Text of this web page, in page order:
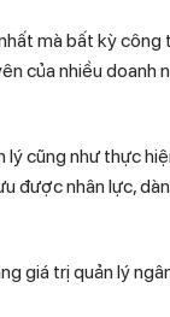
mà bất kỳ công
của nhiều doanh
cũng như thực
được nhân lực,
giá trị quản lý